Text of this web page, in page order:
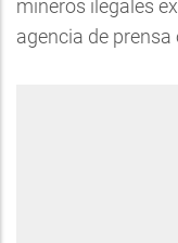
mineros ilegales
agencia de